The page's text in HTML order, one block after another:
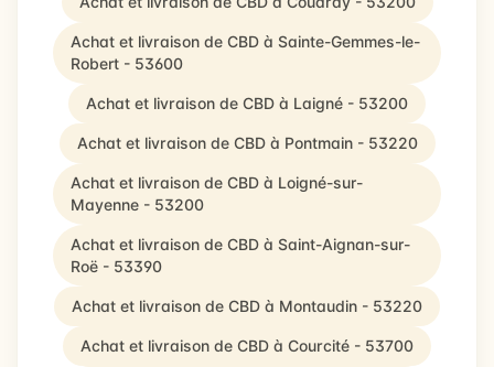
Achat et livraison de CBD à Sainte-Gemmes-le-
Robert - 53600
Achat et livraison de CBD à Laigné - 53200
Achat et livraison de CBD à Pontmain - 53220
Achat et livraison de CBD à Loigné-sur-
Mayenne - 53200
Achat et livraison de CBD à Saint-Aignan-sur-
Roë - 53390
Achat et livraison de CBD à Montaudin - 53220
Achat et livraison de CBD à Courcité - 53700